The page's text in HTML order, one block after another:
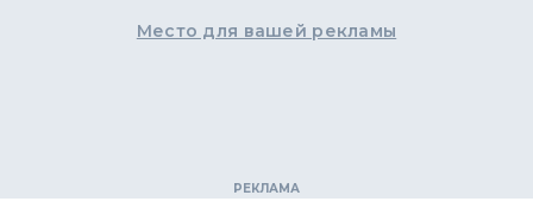
Место для вашей рекламы